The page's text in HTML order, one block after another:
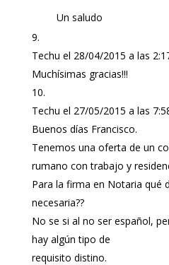
Un saludo
Techu el 28/04/2015 a las
Muchísimas gracias!!!
Techu el 27/05/2015 a las
Buenos días Francisco.
Tenemos una oferta de un
rumano con trabajo y
Para la firma en Notaria qué
necesaria??
No se si al no ser español,
hay algún tipo de
requisito distino.